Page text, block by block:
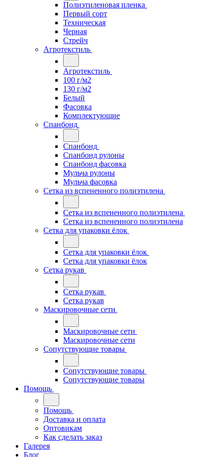
Полиэтиленовая пленка
Первый сорт
Техническая
Черная
Стрейч
Агротекстиль
Агротекстиль
100 г/м2
130 г/м2
Белый
Фасовка
Комплектующие
Спанбонд
Спанбонд
Спанбонд рулоны
Спанбонд фасовка
Мульча рулоны
Мульча фасовка
Сетка из вспененного полиэтилена
Сетка из вспененного полиэтилена
Сетка из вспененного полиэтилена
Сетка для упаковки ёлок
Сетка для упаковки ёлок
Сетка для упаковки ёлок
Сетка рукав
Сетка рукав
Сетка рукав
Маскировочные сети
Маскировочные сети
Маскировочные сети
Сопутствующие товары
Сопутствующие товары
Сопутствующие товары
Помощь
Помощь
Доставка и оплата
Оптовикам
Как сделать заказ
Галерея
Блог